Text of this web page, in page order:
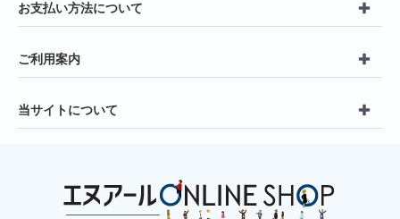
お支払い方法について
ご利用案内
当サイトについて